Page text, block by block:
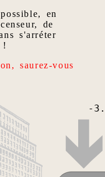
en
de
s'arréter
!
saurez-vous
-